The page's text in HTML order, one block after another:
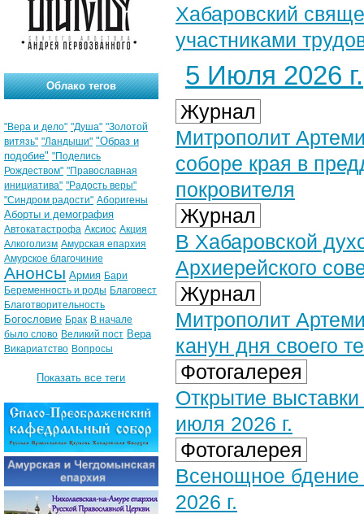
Хабаровский
участниками
5 Июля 2026 г.
Журнал
Митрополит
соборе края в
покровителя
Журнал
В Хабаровской
Архиерейского
Журнал
Митрополит
канун дня своего
Фотогалерея
Открытие
июля 2026 г.
Фотогалерея
Всенощное
2026 г.
Облако тегов
"Вера и дело" "Душа" "Золотой
витязь" "Ландыши" "Образ и
подобие" "Поделись
Рождеством" "Православная
инициатива" "Радость веры"
"Синдром радости" Аборигены
Аборты и демография
Автокатастрофа Аксиос Акция
Алкоголизм Амурская епархия
Амурское благочиние
Анонсы Армия Бари
Беременность и роды Благовест
Благотворительность
Богословие Брак В начале
было слово Великий пост Вера
Викариатство Вопросы
Показать все теги